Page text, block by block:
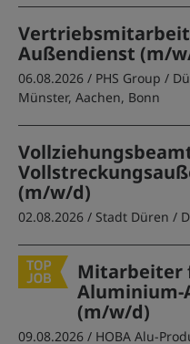
Außendienst (m/
06.08.2026 / PHS Group /
Münster, Aachen, Bonn
(m/w/d)
02.08.2026 / Stadt Düren /
Mitarbeiter
(m/w/d)
09.08.2026 / HOBA Alu-